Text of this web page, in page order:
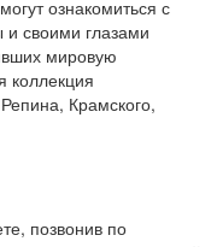
ознакомиться с
своими глазами
мировую
коллекция
Крамского,
позвонив по